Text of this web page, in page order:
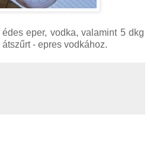
eper, vodka, valamint 5 dkg
- epres vodkához.